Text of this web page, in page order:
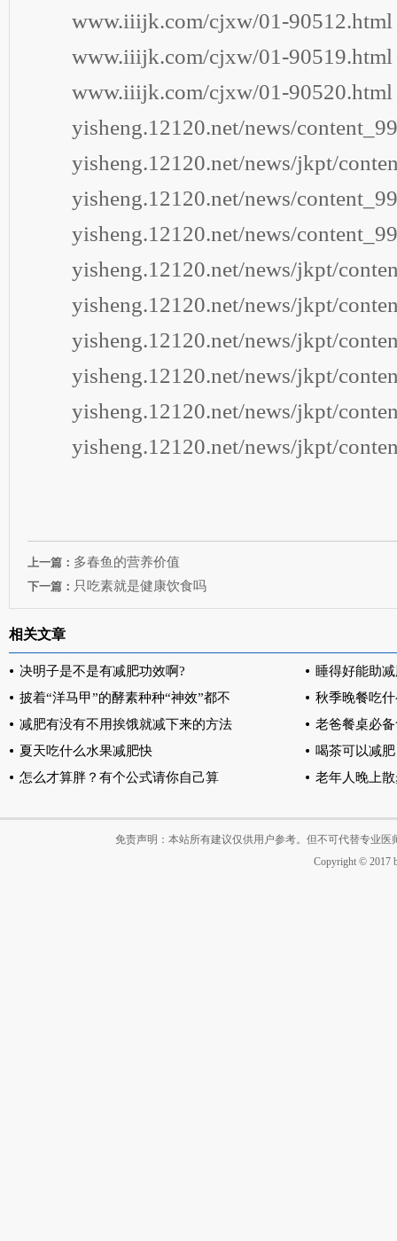
www.iiijk.com/cjxw/01-90512.html
www.iiijk.com/cjxw/01-90519.html
www.iiijk.com/cjxw/01-90520.html
yisheng.12120.net/news/
yisheng.12120.net/news/jkpt/
yisheng.12120.net/news/
yisheng.12120.net/news/
yisheng.12120.net/news/jkpt/
yisheng.12120.net/news/jkpt/
yisheng.12120.net/news/jkpt/
yisheng.12120.net/news/jkpt/
yisheng.12120.net/news/jkpt/
yisheng.12120.net/news/jkpt/
上一篇： 多春鱼的营养价值
下一篇： 只吃素就是健康饮食吗
相关文章
决明子是不是有减肥功效啊?
睡得好能助
披着“洋马甲”的酵素种种“神效”都不
秋季晚餐吃
减肥有没有不用挨饿就减下来的方法
老爸餐桌必
夏天吃什么水果减肥快
喝茶可以减
怎么才算胖？有个公式请你自己算
老年人晚上
免责声明：本站所有建议仅供用户参考。但不可代替专业
Copyright © 2017